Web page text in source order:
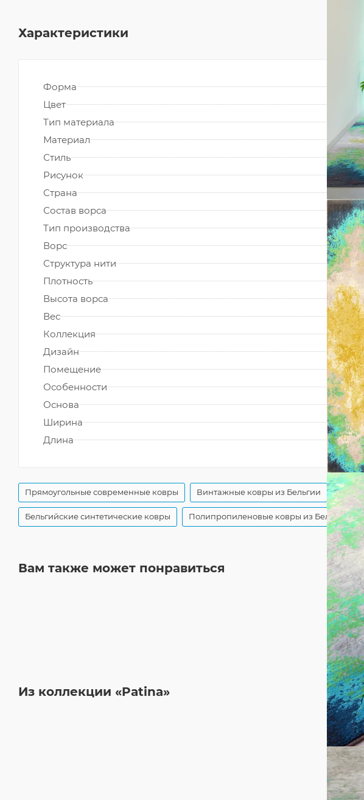
Характеристики
Форма
Цвет
Тип материала
Материал
Стиль
Рисунок
Страна
Состав ворса
Тип производства
Ворс
Структура нити
Плотность
Высота ворса
Вес
Коллекция
Дизайн
Помещение
Особенности
Основа
Ширина
Длина
Прямоугольные современные ковры Винтажные ковры из Бельгии
Бельгийские синтетические ковры Полипропиленовые ковры из Бельгии
Вам также может понравиться
Из коллекции «Patina»